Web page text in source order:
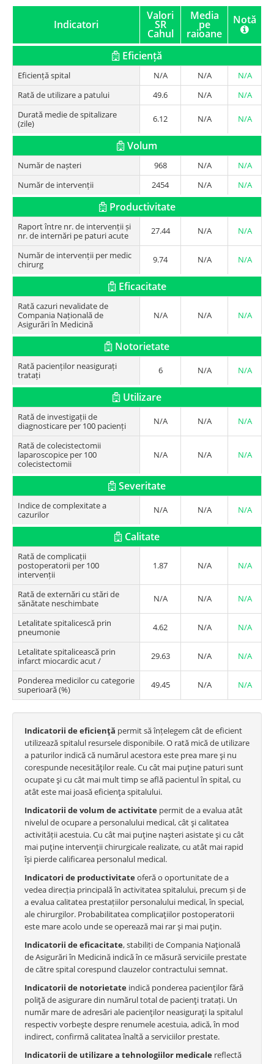
Indicatori
Valori
SR
Cahul
Media
pe
raioane
Notă
Eficiență
Eficiență spital N/A N/A
N/A
Rată de utilizare a patului
49.6 N/A
N/A
Durată medie de spitalizare
(zile)
6.12 N/A N/A
Volum
Număr de nașteri 968 N/A
N/A
Număr de intervenții
2454 N/A N/A
Productivitate
Raport între nr. de intervenții și
nr. de internări pe paturi acute
27.44 N/A N/A
Număr de intervenții per medic
chirurg
9.74 N/A N/A
Eficacitate
Rată cazuri nevalidate de
Compania Națională de
Asigurări în Medicină
N/A N/A N/A
Notorietate
Rată pacienților neasigurați
tratați
6 N/A N/A
Utilizare
Rată de investigații de
diagnosticare per 100 pacienți
N/A N/A N/A
Rată de colecistectomii
laparoscopice per 100
colecistectomii
N/A N/A N/A
Severitate
Indice de complexitate a
cazurilor
N/A N/A N/A
Calitate
Rată de complicații
postoperatorii per 100
intervenții
1.87 N/A N/A
Rată de externări cu stări de
sănătate neschimbate
N/A N/A N/A
Letalitate spitalicescă prin
pneumonie
4.62 N/A N/A
Letalitate spitalicească prin
infarct miocardic acut /
29.63 N/A N/A
Ponderea medicilor cu categorie
superioară (%)
49.45 N/A N/A
Indicatorii de eficienţă permit să înțelegem cât de eficient
utilizează spitalul resursele disponibile. O rată mică de utilizare
a paturilor indică că numărul acestora este prea mare şi nu
corespunde necesităţilor reale. Cu cât mai puţine paturi sunt
ocupate şi cu cât mai mult timp se află pacientul în spital, cu
atât este mai joasă eficienţa spitalului.
Indicatorii de volum de activitate permit de a evalua atât
nivelul de ocupare a personalului medical, cât şi calitatea
activității acestuia. Cu cât mai puţine naşteri asistate şi cu cât
mai puţine intervenţii chirurgicale realizate, cu atât mai rapid
îşi pierde calificarea personalul medical.
Indicatori de productivitate oferă o oportunitate de a
vedea direcția principală în activitatea spitalului, precum și de
a evalua calitatea prestațiilor personalului medical, în special,
ale chirurgilor. Probabilitatea complicaţiilor postoperatorii
este mare acolo unde se operează mai rar şi mai puţin.
Indicatorii de eficacitate, stabiliți de Compania Naţională
de Asigurări în Medicină indică în ce măsură serviciile prestate
de către spital corespund clauzelor contractului semnat.
Indicatorii de notorietate indică ponderea pacienţilor fără
poliţă de asigurare din numărul total de pacienţi tratați. Un
număr mare de adresări ale pacienţilor neasiguraţi la spitalul
respectiv vorbeşte despre renumele acestuia, adică, în mod
indirect, confirmă calitatea înaltă a serviciilor prestate.
Indicatorii de utilizare a tehnologiilor medicale reflectă